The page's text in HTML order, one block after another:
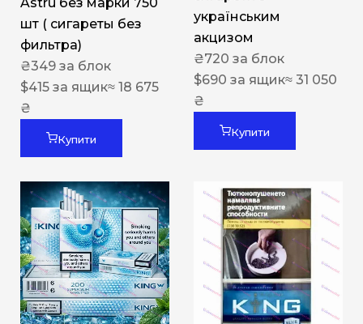
шт ( сигареты без
фильтра)
₴349 за блок
$415 за ящик≈ 18 675
₴
Купити
українським
акцизом
₴720 за блок
$690 за ящик≈ 31 050
₴
Купити